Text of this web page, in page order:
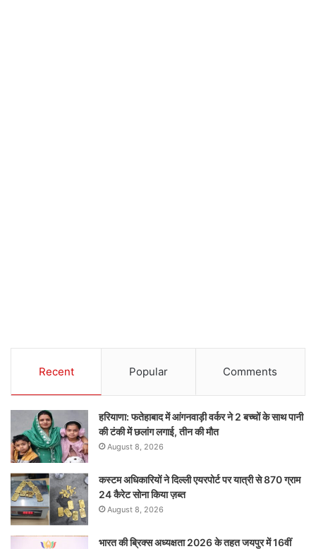
Recent Popular Comments
हरियाणा: फतेहाबाद में आंगनवाड़ी वर्कर ने 2 बच्चों के साथ पानी
की टंकी में छलांग लगाई, तीन की मौत
August 8, 2026
कस्टम अधिकारियों ने दिल्ली एयरपोर्ट पर यात्री से 870 ग्राम
24 कैरेट सोना किया ज़ब्त
August 8, 2026
भारत की ब्रिक्‍स अध्यक्षता 2026 के तहत जयपुर में 16वीं